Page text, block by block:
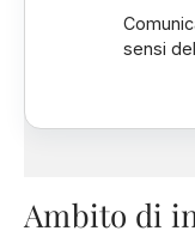
sensi
Ambito di